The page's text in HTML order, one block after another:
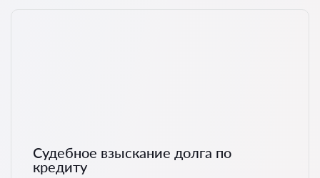
Судебное взыскание долга по
кредиту